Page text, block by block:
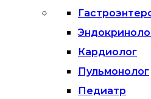
Кардиолог
Пульмонолог
Педиатр